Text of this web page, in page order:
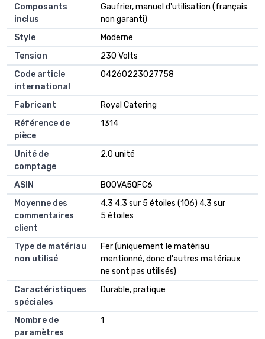
Composants
inclus
Gaufrier, manuel d'utilisation (français
non garanti)
Style
Moderne
Tension
230 Volts
Code article
international
04260223027758
Fabricant
Royal Catering
Référence de
pièce
1314
Unité de
comptage
2.0 unité
ASIN
B00VA5QFC6
Moyenne des
commentaires
client
4,3 4,3 sur 5 étoiles (106) 4,3 sur
5 étoiles
Type de matériau
non utilisé
Fer (uniquement le matériau
mentionné, donc d'autres matériaux
ne sont pas utilisés)
Caractéristiques
spéciales
Durable, pratique
Nombre de
paramètres
1